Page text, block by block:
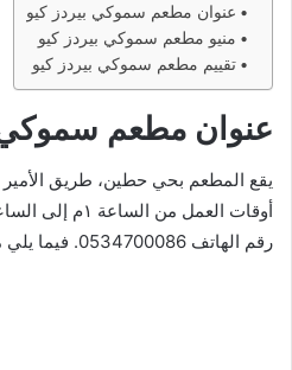
عنوان مطعم سموكي بيردز كيو
منيو مطعم سموكي بيردز كيو
تقييم مطعم سموكي بيردز كيو
عنوان مطعم سموكي
يقع المطعم بحي حطين، طريق
رقم الهاتف 0534700086. فيما يلي موقع المطعم على قوقل ماب: